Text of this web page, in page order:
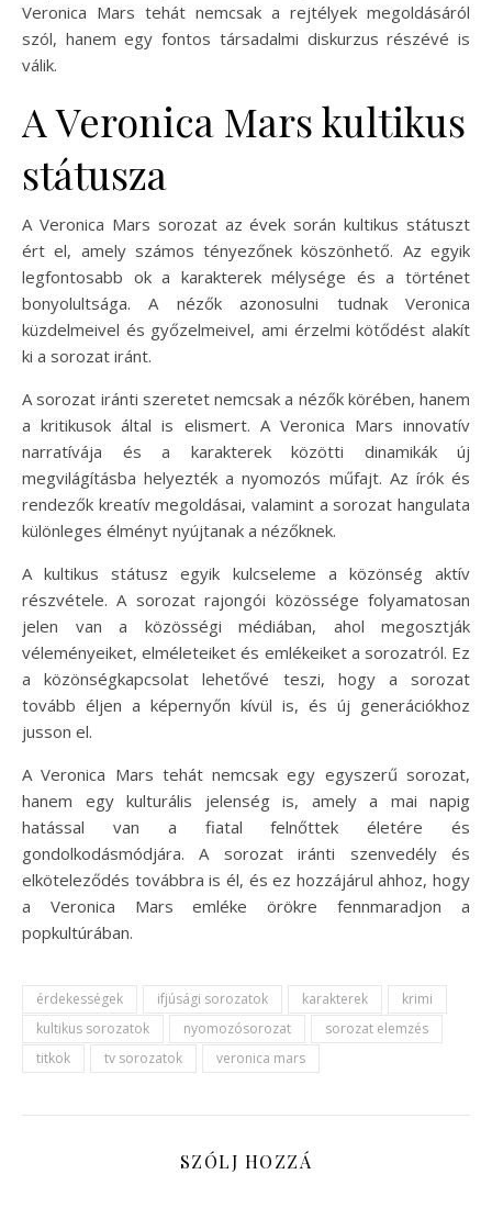
Veronica Mars tehát nemcsak a rejtélyek megoldásáról
szól, hanem egy fontos társadalmi diskurzus részévé is
válik.
A Veronica Mars kultikus
státusza
A Veronica Mars sorozat az évek során kultikus státuszt
ért el, amely számos tényezőnek köszönhető. Az egyik
legfontosabb ok a karakterek mélysége és a történet
bonyolultsága. A nézők azonosulni tudnak Veronica
küzdelmeivel és győzelmeivel, ami érzelmi kötődést alakít
ki a sorozat iránt.
A sorozat iránti szeretet nemcsak a nézők körében, hanem
a kritikusok által is elismert. A Veronica Mars innovatív
narratívája és a karakterek közötti dinamikák új
megvilágításba helyezték a nyomozós műfajt. Az írók és
rendezők kreatív megoldásai, valamint a sorozat hangulata
különleges élményt nyújtanak a nézőknek.
A kultikus státusz egyik kulcseleme a közönség aktív
részvétele. A sorozat rajongói közössége folyamatosan
jelen van a közösségi médiában, ahol megosztják
véleményeiket, elméleteiket és emlékeiket a sorozatról. Ez
a közönségkapcsolat lehetővé teszi, hogy a sorozat
tovább éljen a képernyőn kívül is, és új generációkhoz
jusson el.
A Veronica Mars tehát nemcsak egy egyszerű sorozat,
hanem egy kulturális jelenség is, amely a mai napig
hatással van a fiatal felnőttek életére és
gondolkodásmódjára. A sorozat iránti szenvedély és
elköteleződés továbbra is él, és ez hozzájárul ahhoz, hogy
a Veronica Mars emléke örökre fennmaradjon a
popkultúrában.
érdekességek ifjúsági sorozatok karakterek
krimi
kultikus sorozatok
nyomozósorozat
sorozat elemzés
titkok
tv sorozatok veronica mars
SZÓLJ HOZZÁ